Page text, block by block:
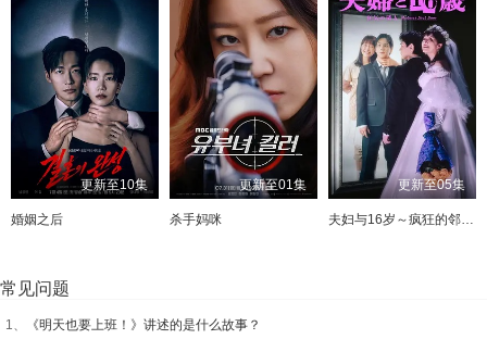
更新至10集
婚姻之后
更新至01集
杀手妈咪
更新至05集
夫妇与16岁～疯狂的邻居～
常见问题
1、
《明天也要上班！》讲述的是什么故事？